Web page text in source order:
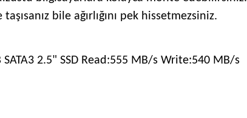
bile ağırlığını pek hissetmezsiniz.
SATA3 2.5" SSD Read:555 MB/s Write:540 MB/s